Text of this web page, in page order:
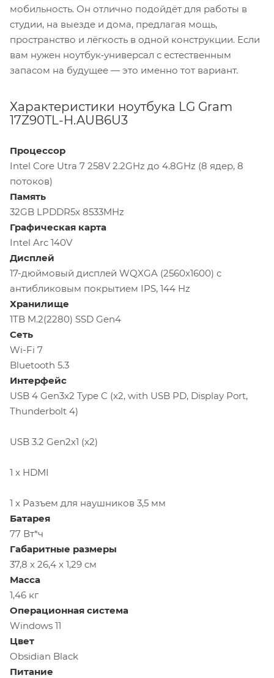
мобильность. Он отлично подойдёт для работы в
студии, на выезде и дома, предлагая мощь,
пространство и лёгкость в одной конструкции. Если
вам нужен ноутбук‑универсал с естест­венным
запасом на будущее — это именно тот вариант.
Характеристики ноутбука LG Gram
17Z90TL-H.AUB6U3
Процессор
Intel Core Utra 7 258V 2.2GHz до 4.8GHz (8 ядер, 8
потоков)
Память
32GB LPDDR5x 8533MHz
Графическая карта
Intel Arc 140V
Дисплей
17-дюймовый дисплей WQXGA (2560x1600) с
антибликовым покрытием IPS, 144 Hz
Хранилище
1TB M.2(2280) SSD Gen4
Сеть
Wi-Fi 7
Bluetooth 5.3
Интерфейс
USB 4 Gen3x2 Type C (x2, with USB PD, Display Port,
Thunderbolt 4)
USB 3.2 Gen2x1 (x2)
1 x HDMI
1 x Разъем для наушников 3,5 мм
Батарея
77 Вт*ч
Габаритные размеры
37,8 х 26,4 х 1,29 cм
Масса
1,46 кг
Операционная система
Windows 11
Цвет
Obsidian Black
Питание